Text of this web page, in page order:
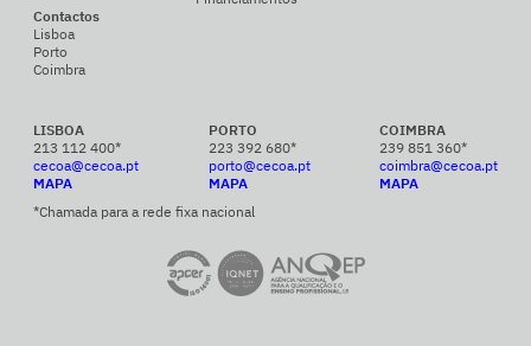
Contactos
Lisboa
Porto
Coimbra
LISBOA
213 112 400*
cecoa@cecoa.pt
MAPA
PORTO
223 392 680*
porto@cecoa.pt
MAPA
COIMBRA
239 851 360*
coimbra@cecoa.pt
MAPA
*Chamada para a rede fixa nacional